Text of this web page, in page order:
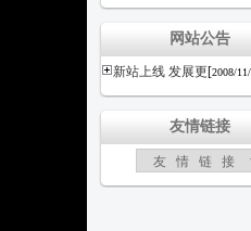
网站公告
新站上线 发展更[2008/
友情链接